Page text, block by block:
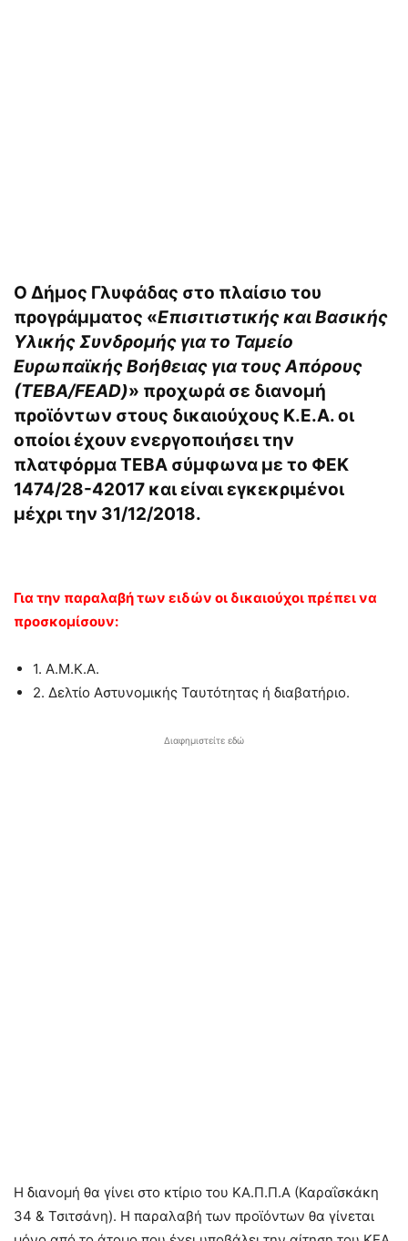
Ο Δήμος Γλυφάδας στo πλαίσιo του
προγράμματος «Επισιτιστικής και Βασικής
Υλικής Συνδρομής για το Ταμείο
Ευρωπαϊκής Βοήθειας για τους Απόρους
(ΤΕΒΑ/FEAD)» προχωρά σε διανομή
προϊόντων στους δικαιούχους Κ.Ε.Α. οι
οποίοι έχουν ενεργοποιήσειτην
πλατφόρμα ΤΕΒΑ σύμφωνα με το ΦΕΚ
1474/28-42017 και είναι εγκεκριμένοι
μέχρι την 31/12/2018.
Για την παραλαβή των ειδών οι δικαιούχοι πρέπει να
προσκομίσουν:
1. Α.Μ.Κ.Α.
2. Δελτίο Αστυνομικής Ταυτότητας ή διαβατήριο.
Διαφημιστείτε εδώ
Η διανομή θα γίνει στο κτίριο του ΚΑ.Π.Π.Α (Καραΐσκάκη
34 & Τσιτσάνη). Η παραλαβή των προϊόντων θα γίνεται